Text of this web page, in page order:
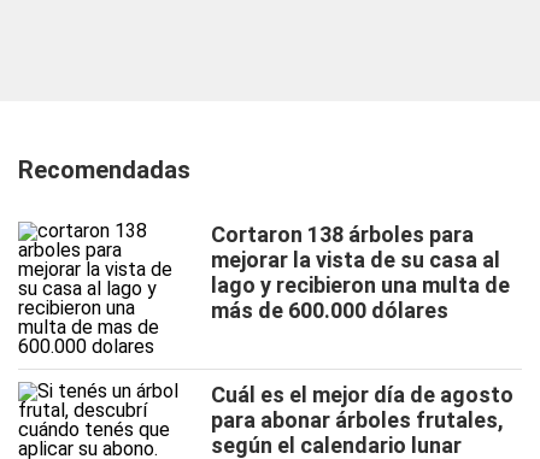
Recomendadas
Cortaron 138 árboles para
mejorar la vista de su casa al
lago y recibieron una multa de
más de 600.000 dólares
Cuál es el mejor día de agosto
para abonar árboles frutales,
según el calendario lunar